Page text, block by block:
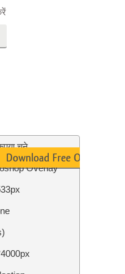
चुने
Overlay
Download Free Overlay